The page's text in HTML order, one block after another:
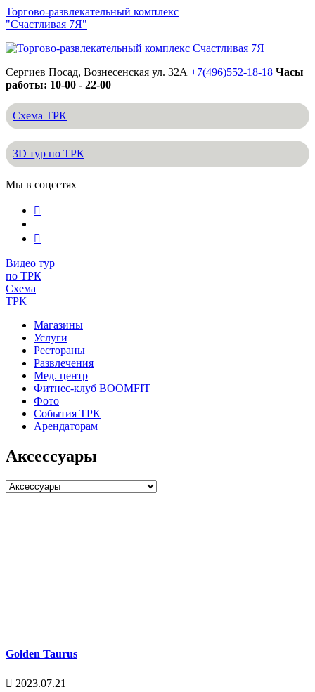
Торгово-развлекательный комплекс
"Счастливая 7Я"
Сергиев Посад, Вознесенская ул. 32А +7(496)552-18-18 Часы
работы: 10-00 - 22-00
Схема ТРК
3D тур по ТРК
Мы в соцсетях
Видео тур
по ТРК
Схема
ТРК
Магазины
Услуги
Рестораны
Развлечения
Мед. центр
Фитнес-клуб BOOMFIT
Фото
События ТРК
Арендаторам
Аксессуары
Golden Taurus
2023.07.21